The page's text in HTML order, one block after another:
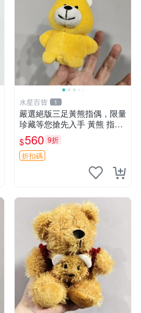
水星百貨 1
嚴選絕版三足黃熊指偶，限量
珍藏等您搶先入手 黃熊 指偶
珍藏品
$560 9折
折扣碼